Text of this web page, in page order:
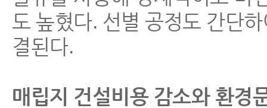
도 높혔다. 선별 공정도 간단
결된다.
매립지 건설비용 감소와 환경